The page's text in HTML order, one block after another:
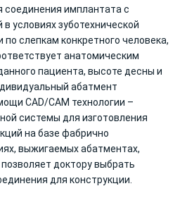
имплантата с
условиях зуботехнической
слепкам конкретного человека,
анатомическим
пациента, высоте десны и
абатмент
CAD/CAM технологии –
системы для изготовления
на базе фабрично
выжигаемых абатментах,
доктору выбрать
для конструкции.